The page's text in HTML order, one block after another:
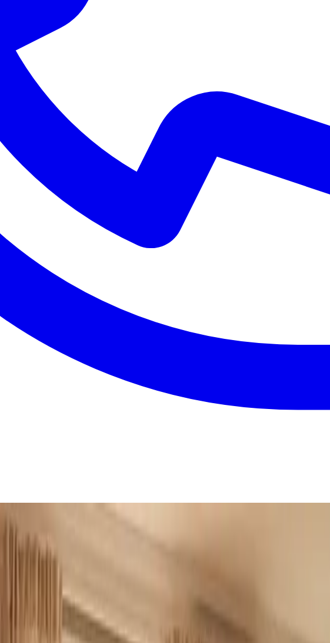
regner vi materialer, installation og indregulering sammen til én fast pris.